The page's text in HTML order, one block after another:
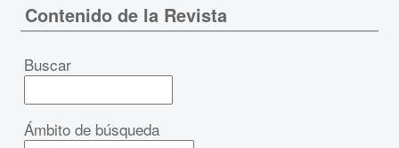
Contenido de la Revista
Buscar
Ámbito de búsqueda